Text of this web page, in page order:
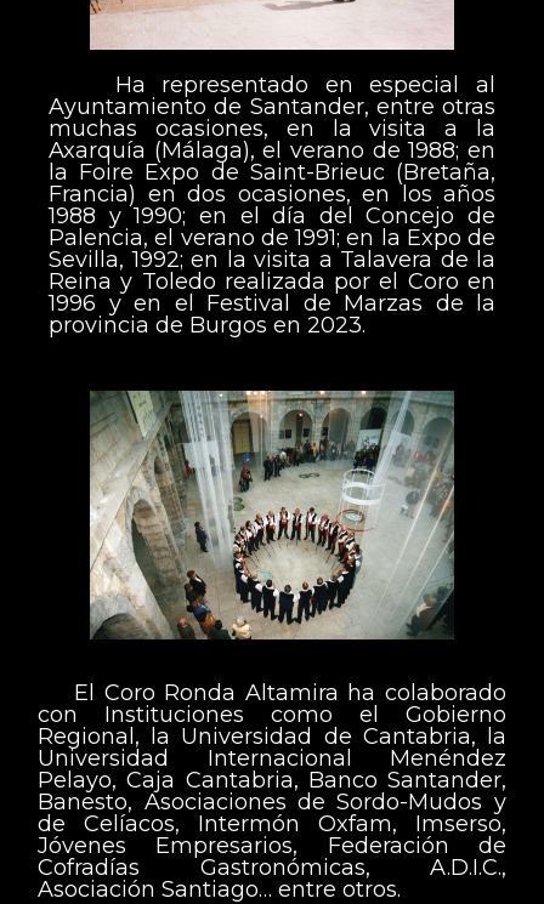
Ha representado en especial al
Ayuntamiento de Santander, entre otras
muchas ocasiones, en la visita a la
Axarquía (Málaga), el verano de 1988; en
la Foire Expo de Saint-Brieuc (Bretaña,
Francia) en dos ocasiones, en los años
1988 y 1990; en el día del Concejo de
Palencia, el verano de 1991; en la Expo de
Sevilla, 1992; en la visita a Talavera de la
Reina y Toledo realizada por el Coro en
1996 y en el Festival de Marzas de la
provincia de Burgos en 2023.
El Coro Ronda Altamira ha colaborado
con Instituciones como el Gobierno
Regional, la Universidad de Cantabria, la
Universidad Internacional Menéndez
Pelayo, Caja Cantabria, Banco Santander,
Banesto, Asociaciones de Sordo-Mudos y
de Celíacos, Intermón Oxfam, Imserso,
Jóvenes Empresarios, Federación de
Cofradías Gastronómicas, A.D.I.C.,
Asociación Santiago… entre otros.